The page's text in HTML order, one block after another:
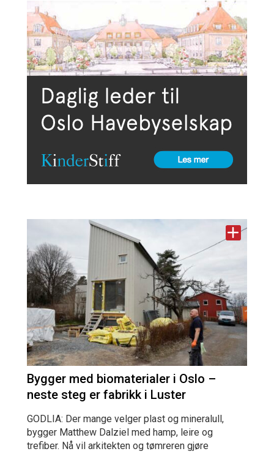
Bygger med biomaterialer i Oslo –
neste steg er fabrikk i Luster
GODLIA: Der mange velger plast og mineralull,
bygger Matthew Dalziel med hamp, leire og
trefiber. Nå vil arkitekten og tømreren gjøre